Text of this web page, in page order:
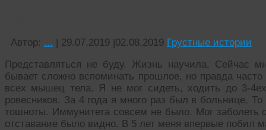
Автор: ... | 29.07.2019 |02.08.2019 Грустные истории
Представляться не буду. Жизнь научила. Сейчас
бывает сложно вспоминать прошлое, но правда
всех мышец тела. Я не мог сидеть, ходить до 3-
ровесников. За 4 года я много раз был в больнице. То
тошноты. Иммунитета совсем не было. Мог заболеть
отставание было видно. В 5 лет меня впервые побил